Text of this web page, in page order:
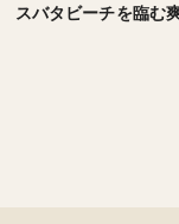
スバタビーチを臨む